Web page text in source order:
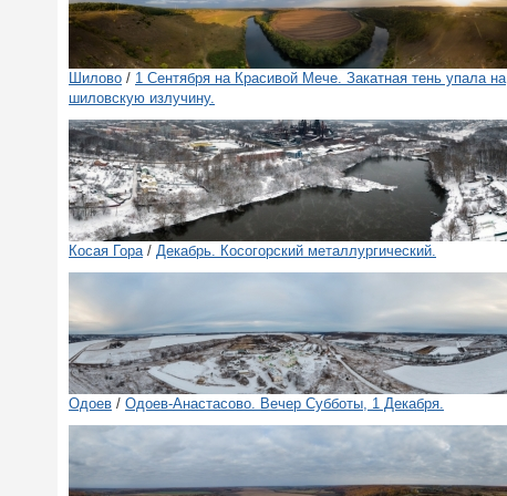
Шилово / 1 Сентября на Красивой Мече. Закатная тень упала на
шиловскую излучину.
Косая Гора / Декабрь. Косогорский металлургический.
Одоев / Одоев-Анастасово. Вечер Субботы, 1 Декабря.